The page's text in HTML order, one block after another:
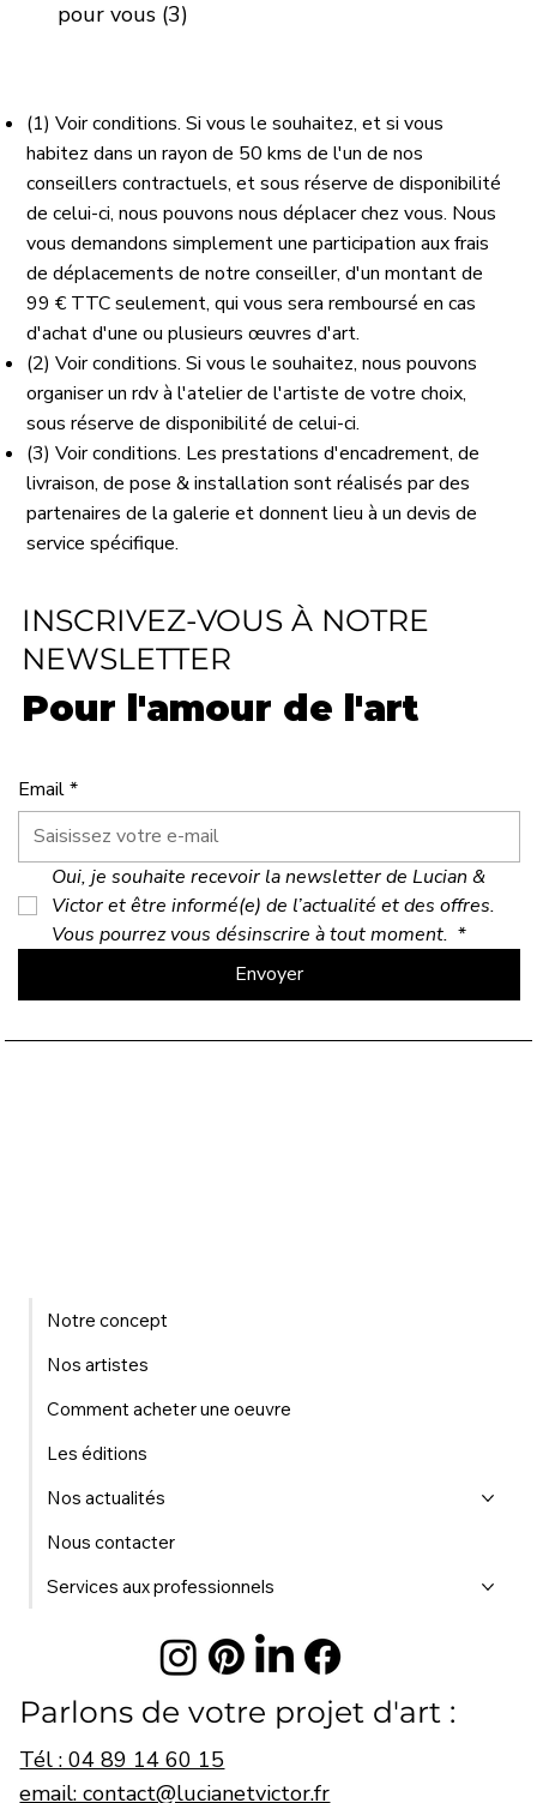
pour vous (3)
(1) Voir conditions. Si vous le souhaitez, et si vous
habitez dans un rayon de 50 kms de l'un de nos
conseillers contractuels, et sous réserve de disponibilité
de celui-ci, nous pouvons nous déplacer chez vous. Nous
vous demandons simplement une participation aux frais
de déplacements de notre conseiller, d'un montant de
99 € TTC seulement, qui vous sera remboursé en cas
d'achat d'une ou plusieurs œuvres d'art.
(2) Voir conditions. Si vous le souhaitez, nous pouvons
organiser un rdv à l'atelier de l'artiste de votre choix,
sous réserve de disponibilité de celui-ci.
(3) Voir conditions. Les prestations d'encadrement, de
livraison, de pose & installation sont réalisés par des
partenaires de la galerie et donnent lieu à un devis de
service spécifique.
Email*
Oui, je souhaite recevoir la newsletter de Lucian &
Victor et être informé(e) de l’actualité et des offres.
Vous pourrez vous désinscrire à tout moment. *
Envoyer
INSCRIVEZ-VOUS À NOTRE
NEWSLETTER
Pour l'amour de l'art
Parlons de votre projet d'art :
Tél : 04 89 14 60 15
email: contact@lucianetvictor.fr
Notre concept
Nos artistes
Comment acheter une oeuvre
Les éditions
Nos actualités
Nous contacter
Services aux professionnels